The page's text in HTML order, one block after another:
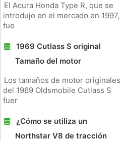
El Acura Honda Type R, que se
introdujo en el mercado en 1997,
fue
1969 Cutlass S original
Tamaño del motor
Los tamaños de motor originales
del 1969 Oldsmobile Cutlass S
fuer
¿Cómo se utiliza un
Northstar V8 de tracción